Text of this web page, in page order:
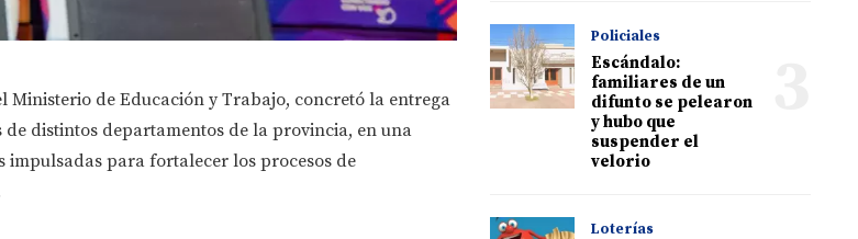
Ministerio de Educación y Trabajo, concretó la entrega
de distintos departamentos de la provincia, en una
para fortalecer los procesos de
Policiales
Escándalo:
familiares de un
difunto se pelearon
y hubo que
suspender el
velorio
Loterías